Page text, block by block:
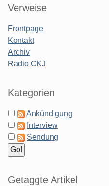
Sidebar
Verweise
Frontpage
Kontakt
Archiv
Radio OKJ
Kategorien
Ankündigung
Interview
Sendung
Getaggte Artikel